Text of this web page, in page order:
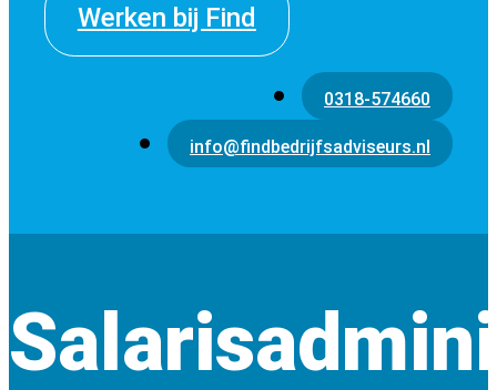
Werken bij Find
0318-574660
info@findbedrijfsadviseurs.nl